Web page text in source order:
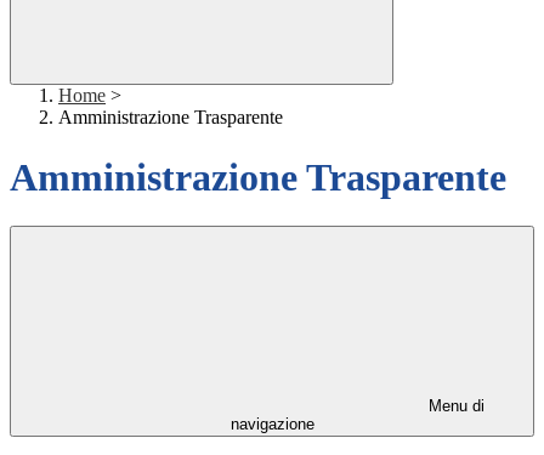
Home >
Amministrazione Trasparente
Amministrazione Trasparente
Menu di
navigazione